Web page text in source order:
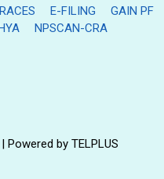
E-FILING
GAIN PF
NPSCAN-CRA
Powered by TELPLUS